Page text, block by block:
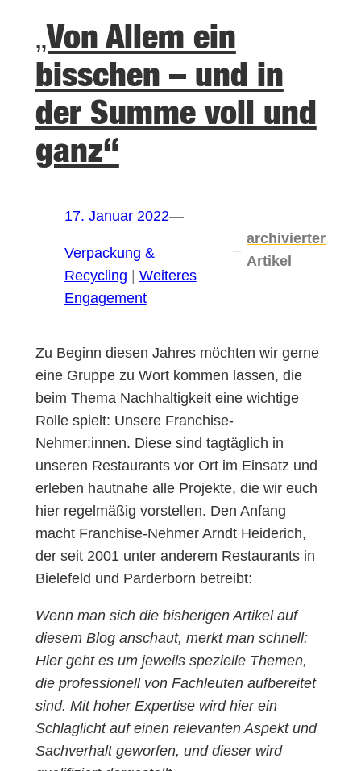
„Von Allem ein
bisschen – und in
der Summe voll und
ganz“
17. Januar 2022—
Verpackung &
Recycling | Weiteres
Engagement
–
archivierter
Artikel
Zu Beginn diesen Jahres möchten wir gerne
eine Gruppe zu Wort kommen lassen, die
beim Thema Nachhaltigkeit eine wichtige
Rolle spielt: Unsere Franchise-
Nehmer:innen. Diese sind tagtäglich in
unseren Restaurants vor Ort im Einsatz und
erleben hautnahe alle Projekte, die wir euch
hier regelmäßig vorstellen. Den Anfang
macht Franchise-Nehmer Arndt Heiderich,
der seit 2001 unter anderem Restaurants in
Bielefeld und Parderborn betreibt:
Wenn man sich die bisherigen Artikel auf
diesem Blog anschaut, merkt man schnell:
Hier geht es um jeweils spezielle Themen,
die professionell von Fachleuten aufbereitet
sind. Mit hoher Expertise wird hier ein
Schlaglicht auf einen relevanten Aspekt und
Sachverhalt geworfen, und dieser wird